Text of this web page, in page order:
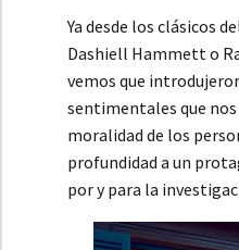
Ya desde los clásicos
Dashiell Hammett o
vemos que
sentimentales que
moralidad de los
profundidad a un
por y para la